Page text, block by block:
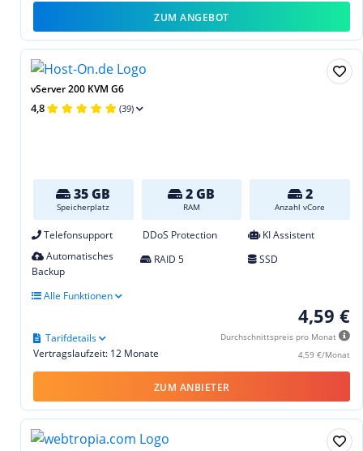
ZUM ANGEBOT
vServer 200 KVM G6
4,8 (39)
35 GB
Speicherplatz
2 GB
RAM
2
Anzahl vCore
Telefonsupport DDoS Protection
KI Assistent
Automatisches
Backup
RAID 5 SSD
Alle Funktionen
4,59 €
Durchschnittspreis pro Monat
4,59 €/Monat
Vertragslaufzeit: 12 Monate
Tarifdetails
ZUM ANBIETER